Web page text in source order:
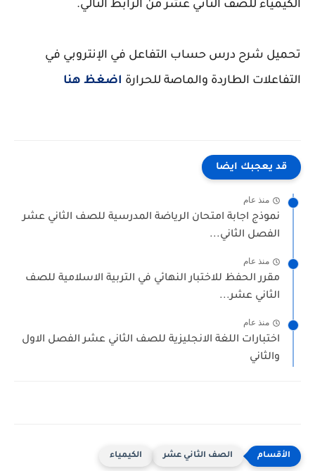
الكيمياء للصف الثاني عشر من الرابط التالي.
تحميل شرح درس حساب التفاعل في الإنتروبي في
التفاعلات الطاردة والماصة للحرارة اضغظ هنا
قد يعجبك ايضا
منذ عام
نموذج اجابة امتحان الرياضة المدرسية للصف الثاني عشر
الفصل الثاني...
منذ عام
مقرر الحفظ للاختبار النهائي في التربية الاسلامية للصف
الثاني عشر...
منذ عام
اختبارات اللغة الانجليزية للصف الثاني عشر الفصل الاول
والثاني
الصف الثاني عشر الكيمياء